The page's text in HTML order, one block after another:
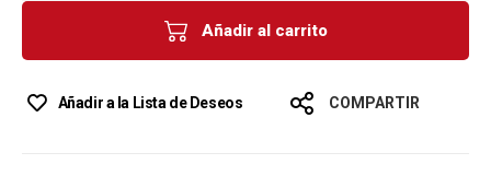
Añadir al carrito
Añadir a la Lista de Deseos COMPARTIR